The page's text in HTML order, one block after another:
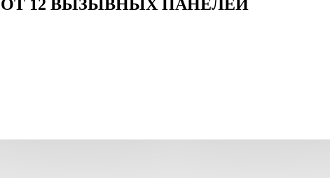
12 ВЫЗЫВНЫХ ПАНЕЛЕЙ